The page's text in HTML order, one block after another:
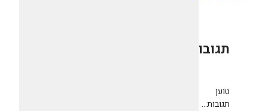
תגובות
טוען
תגובות...